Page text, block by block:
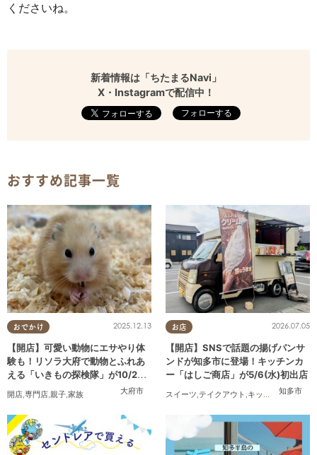
くださいね。
新着情報は「ちたまるNavi」
X・Instagramで配信中！
フォローする
おすすめ記事一覧
おでかけ
大府市
2025.12.13
【開店】可愛い動物にエサやり体
験も！リソラ大府で動物とふれあ
える「いきもの探検隊」が10/24
(金)オープン
開店,専門店,親子,家族
お店
知多市
2026.07.05
【開店】SNSで話題の揚げパンサ
ンドが知多市に登場！キッチンカ
ー「はしご商店」が5/6(水)初出店
スイーツ,テイクアウト ,キッチンカー ,開店